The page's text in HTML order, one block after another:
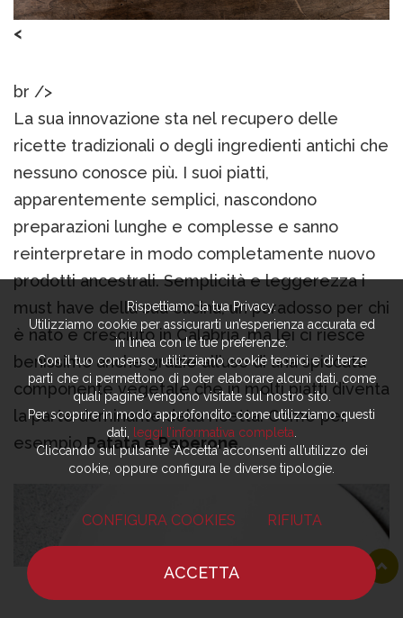
<
br />
La sua innovazione sta nel recupero delle
ricette tradizionali o degli ingredienti antichi che
nessuno conosce più. I suoi piatti,
apparentemente semplici, nascondono
preparazioni lunghe e complesse e sanno
reinterpretare in modo completamente nuovo
prodotti ancestrali. Semplicità e leggerezza i
must have della sua cucina, un paradosso per chi
è nato e cresciuto in Calabria, ma lei ci riesce
benissimo anche grazie all’uso di una spiccata
componente vegetale che in molti piatti diventa
la parte dominante della ricetta. Come per
esempioPatata e Peperone.
Rispettiamo la tua Privacy.
Utilizziamo cookie per assicurarti un’esperienza accurata ed
in linea con le tue preferenze.
Con il tuo consenso, utilizziamo cookie tecnici e di terze
parti che ci permettono di poter elaborare alcuni dati, come
quali pagine vengono visitate sul nostro sito.
Per scoprire in modo approfondito come utilizziamo questi
dati,
leggi l’informativa completa
Cliccando sul pulsante ‘Accetta’ acconsenti all’utilizzo dei
cookie, oppure configura le diverse tipologie.
CONFIGURA COOKIES RIFIUTA
ACCETTA